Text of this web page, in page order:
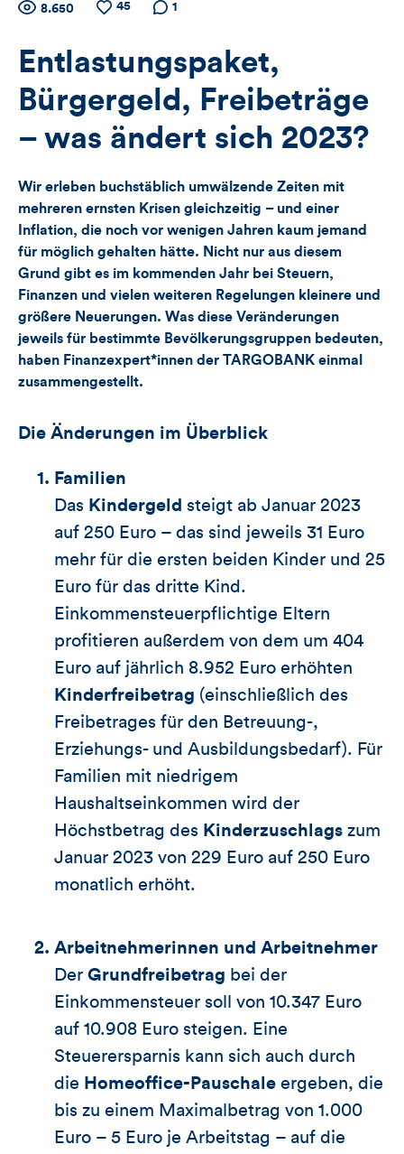
Zähler
für
Views,
Likes
Kommentare
dieses
Artikels
Anzahl8.650
Anzahl
45
Anzahl der
1
Entlastungspaket,
Bürgergeld, Freibeträge
– was ändert sich 2023?
Wir erleben buchstäblich umwälzende Zeiten mit
mehreren ernsten Krisen gleichzeitig – und einer
Inflation, die noch vor wenigen Jahren kaum jemand
für möglich gehalten hätte. Nicht nur aus diesem
Grund gibt es im kommenden Jahr bei Steuern,
Finanzen und vielen weiteren Regelungen kleinere und
größere Neuerungen. Was diese Veränderungen
jeweils für bestimmte Bevölkerungsgruppen bedeuten,
haben Finanzexpert*innen der TARGOBANK einmal
zusammengestellt.
Die Änderungen im Überblick
Familien
Das Kindergeld steigt ab Januar 2023
auf 250 Euro – das sind jeweils 31 Euro
mehr für die ersten beiden Kinder und 25
Euro für das dritte Kind.
Einkommensteuerpflichtige Eltern
profitieren außerdem von dem um 404
Euro auf jährlich 8.952 Euro erhöhten
Kinderfreibetrag (einschließlich des
Freibetrages für den Betreuung-,
Erziehungs- und Ausbildungsbedarf). Für
Familien mit niedrigem
Haushaltseinkommen wird der
Höchstbetrag des Kinderzuschlags zum
Januar 2023 von 229 Euro auf 250 Euro
monatlich erhöht.
Arbeitnehmerinnen und Arbeitnehmer
Der Grundfreibetrag bei der
Einkommensteuer soll von 10.347 Euro
auf 10.908 Euro steigen. Eine
Steuerersparnis kann sich auch durch
die Homeoffice-Pauschale ergeben, die
bis zu einem Maximalbetrag von 1.000
Euro – 5 Euro je Arbeitstag – auf die